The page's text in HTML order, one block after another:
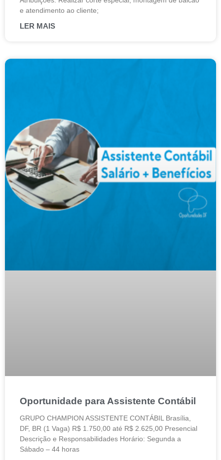
e atendimento ao cliente;
LER MAIS
Oportunidade para Assistente Contábil
GRUPO CHAMPION ASSISTENTE CONTÁBIL Brasília,
DF, BR (1 Vaga) R$ 1.750,00 até R$ 2.625,00 Presencial
Descrição e Responsabilidades Horário: Segunda a
Sábado – 44 horas